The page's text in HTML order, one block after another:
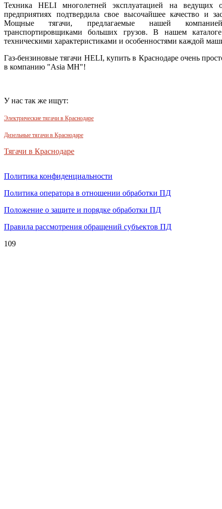
Техника HELI многолетней эксплуатацией на ведущих
предприятиях подтвердила свое высочайшее качество и
Мощные тягачи, предлагаемые нашей
транспортировщиками больших грузов. В нашем
техническими характеристиками и особенностями каждой
Газ-бензиновые тягачи HELI, купить в Краснодаре очень
в компанию "Asia MH"!
У нас так же ищут:
Электрические тягачи в Краснодаре
Дизельные тягачи в Краснодаре
Тягачи в Краснодаре
Политика конфиденциальности
Политика оператора в отношении обработки ПД
Положение о защите и порядке обработки ПД
Правила рассмотрения обращений субъектов ПД
109